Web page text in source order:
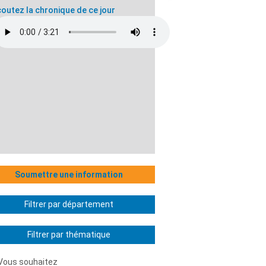
la chronique de ce jour
Soumettre une information
Filtrer par département
Filtrer par thématique
souhaitez